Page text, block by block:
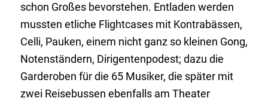
schon Großes bevorstehen. Entladen werden
mussten etliche Flightcases mit Kontrabässen,
Celli, Pauken, einem nicht ganz so kleinen Gong,
Notenständern, Dirigentenpodest; dazu die
Garderoben für die 65 Musiker, die später mit
zwei Reisebussen ebenfalls am Theater